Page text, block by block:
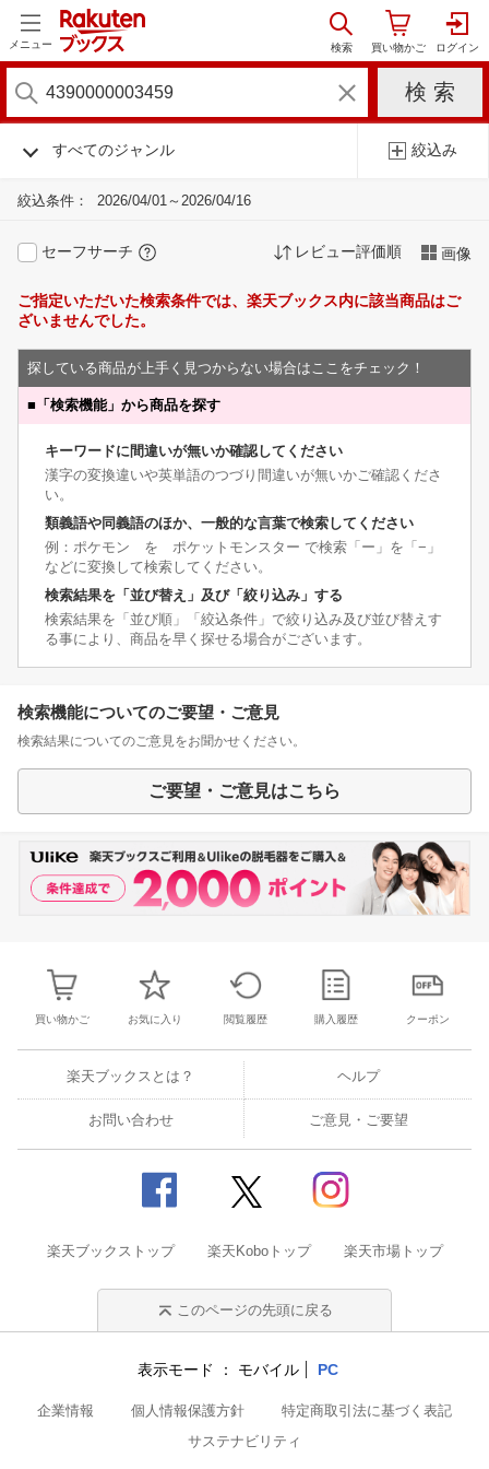
メニュー
すべてのジャンル 絞込み
絞込条件： 2026/04/01～2026/04/16
セーフサーチ レビュー評価順 画像
ご指定いただいた検索条件では、楽天ブックス内に該当商品はご
ざいませんでした。
探している商品が上手く見つからない場合はここをチェック！
■ 「検索機能」から商品を探す
キーワードに間違いが無いか確認してください
漢字の変換違いや英単語のつづり間違いが無いかご確認くださ
い。
類義語や同義語のほか、一般的な言葉で検索してください
例：ポケモン を ポケットモンスター で検索「ー」を「−」
などに変換して検索してください。
検索結果を「並び替え」及び「絞り込み」する
検索結果を「並び順」「絞込条件」で絞り込み及び並び替えす
る事により、商品を早く探せる場合がございます。
検索機能についてのご要望・ご意見
検索結果についてのご意見をお聞かせください。
ご要望・ご意見はこちら
買い物かご お気に入り 閲覧履歴 購入履歴 クーポン
楽天ブックスとは？ ヘルプ
お問い合わせ ご意見・ご要望
楽天ブックストップ 楽天Koboトップ 楽天市場トップ
このページの先頭に戻る
表示モード モバイル PC
企業情報 個人情報保護方針
特定商取引法に基づく表記
サステナビリティ